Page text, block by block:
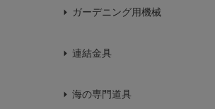
ガーデニング用機械
連結金具
海の専門道具